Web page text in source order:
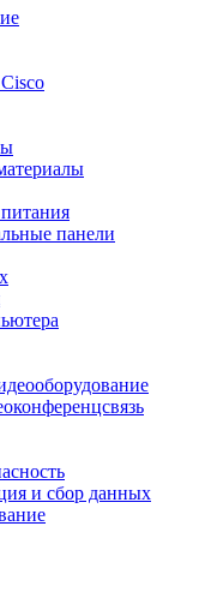
панели
и сбор данных